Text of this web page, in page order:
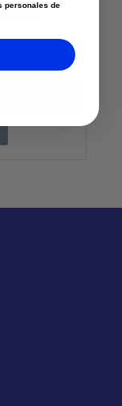
CON
personales de